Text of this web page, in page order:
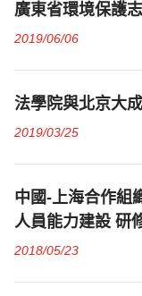
廣東省環境保護
2019/06/06
法學院與北京大
2019/03/25
中國-上海合作組
人員能力建設 研
2018/05/23